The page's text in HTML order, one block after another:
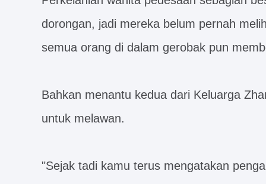
dorongan, jadi mereka belum pernah
semua orang di dalam gerobak pun
Bahkan menantu kedua dari Keluarga
untuk melawan.
"Sejak tadi kamu terus mengatakan